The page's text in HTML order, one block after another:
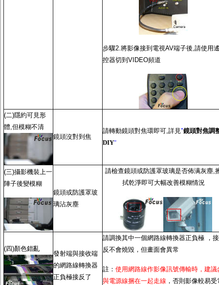
步驟2.將影像接到電視AV端子後,請使用
控器切到VIDEO頻道
(二)隱約可見形
體,但模糊不清
鏡頭沒對到焦
請轉動鏡頭對焦環即可,詳見 "鏡頭對焦調
DIY"
(三)攝影機裝上一
陣子後變模糊
鏡頭或防護罩玻
璃沾灰塵
請檢查鏡頭或防護罩玻璃是否佈满灰塵,
拭乾淨即可大幅改善模糊情況
(四)顏色錯亂
發射端與接收端
的網路線轉換器
正負極接反了
請調換其中一個網路線轉換器正負極 ，接
反不會燒毀，但畫面會異常
註： 使用網路線作影像訊號傳輸時，建議
與電源線捆在一起走線 ，否則影像較易受